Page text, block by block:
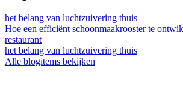
het belang van luchtzuivering thuis
Hoe een efficiënt schoonmaakrooster te
restaurant
het belang van luchtzuivering thuis
Alle blogitems bekijken